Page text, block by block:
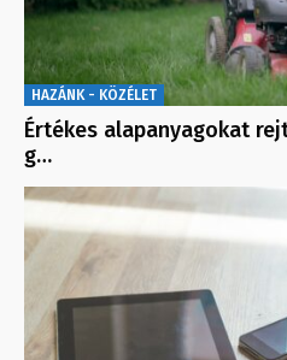
HAZÁNK - KÖZÉLET
Értékes alapanyagokat
g…